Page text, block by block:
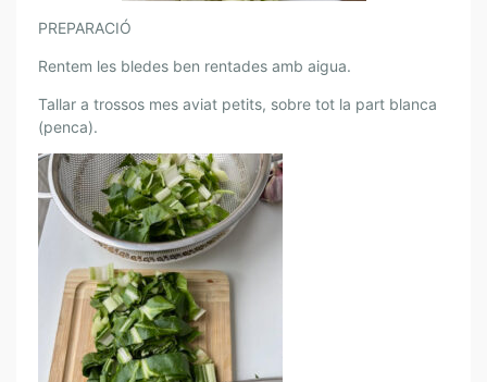
PREPARACIÓ
Rentem les bledes ben rentades amb aigua.
Tallar a trossos mes aviat petits, sobre tot la part blanca
(penca).